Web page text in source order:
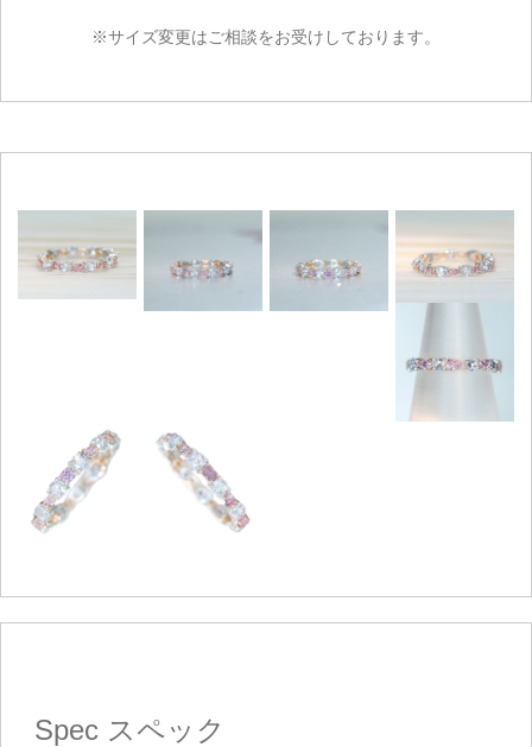
※サイズ変更はご相談をお受けしております。
Spec スペック
ご注文手続き